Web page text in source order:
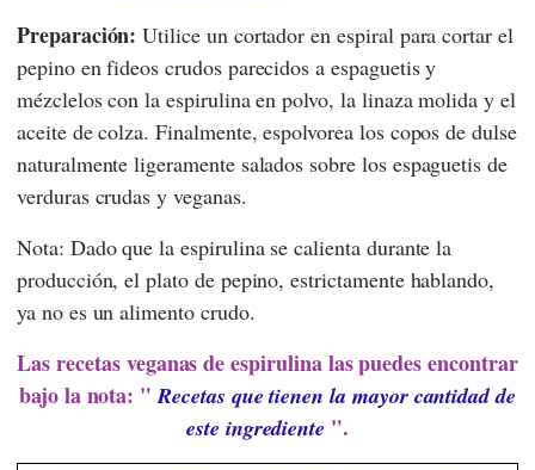
Preparación: Utilice un cortador en espiral para cortar el
pepino en fideos crudos parecidos a espaguetis y
mézclelos con la espirulina en polvo, la linaza molida y el
aceite de colza. Finalmente, espolvorea los copos de dulse
naturalmente ligeramente salados sobre los espaguetis de
verduras crudas y veganas.
Nota: Dado que la espirulina se calienta durante la
producción, el plato de pepino, estrictamente hablando,
ya no es un alimento crudo.
Las recetas veganas de espirulina las puedes encontrar
bajo la nota: "Recetas que tienen la mayor cantidad de
este ingrediente ".